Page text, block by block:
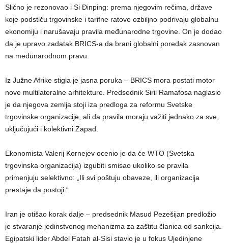
Slično je rezonovao i Si Đinping: prema njegovim rečima, države
koje podstiču trgovinske i tarifne ratove ozbiljno podrivaju globalnu
ekonomiju i narušavaju pravila međunarodne trgovine. On je dodao
da je upravo zadatak BRICS-a da brani globalni poredak zasnovan
na međunarodnom pravu.
Iz Južne Afrike stigla je jasna poruka – BRICS mora postati motor
nove multilateralne arhitekture. Predsednik Siril Ramafosa naglasio
je da njegova zemlja stoji iza predloga za reformu Svetske
trgovinske organizacije, ali da pravila moraju važiti jednako za sve,
uključujući i kolektivni Zapad.
Ekonomista Valerij Kornejev ocenio je da će WTO (Svetska
trgovinska organizacija) izgubiti smisao ukoliko se pravila
primenjuju selektivno: „Ili svi poštuju obaveze, ili organizacija
prestaje da postoji.“
Iran je otišao korak dalje – predsednik Masud Pezešijan predložio
je stvaranje jedinstvenog mehanizma za zaštitu članica od sankcija.
Egipatski lider Abdel Fatah al-Sisi stavio je u fokus Ujedinjene